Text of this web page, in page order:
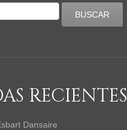
RECIENTES
Dansaire